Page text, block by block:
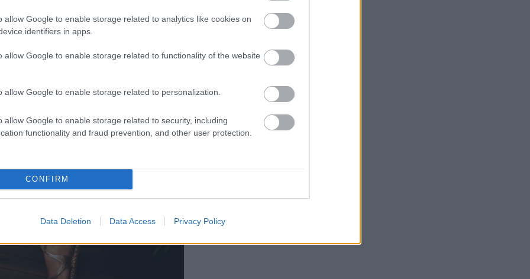
allow Google to enable storage related to analytics like cookies on
identifiers in apps.
allow Google to enable storage related to functionality of the website
allow Google to enable storage related to personalization.
allow Google to enable storage related to security, including
functionality and fraud prevention, and other user protection.
CONFIRM
Data Deletion Data Access Privacy Policy